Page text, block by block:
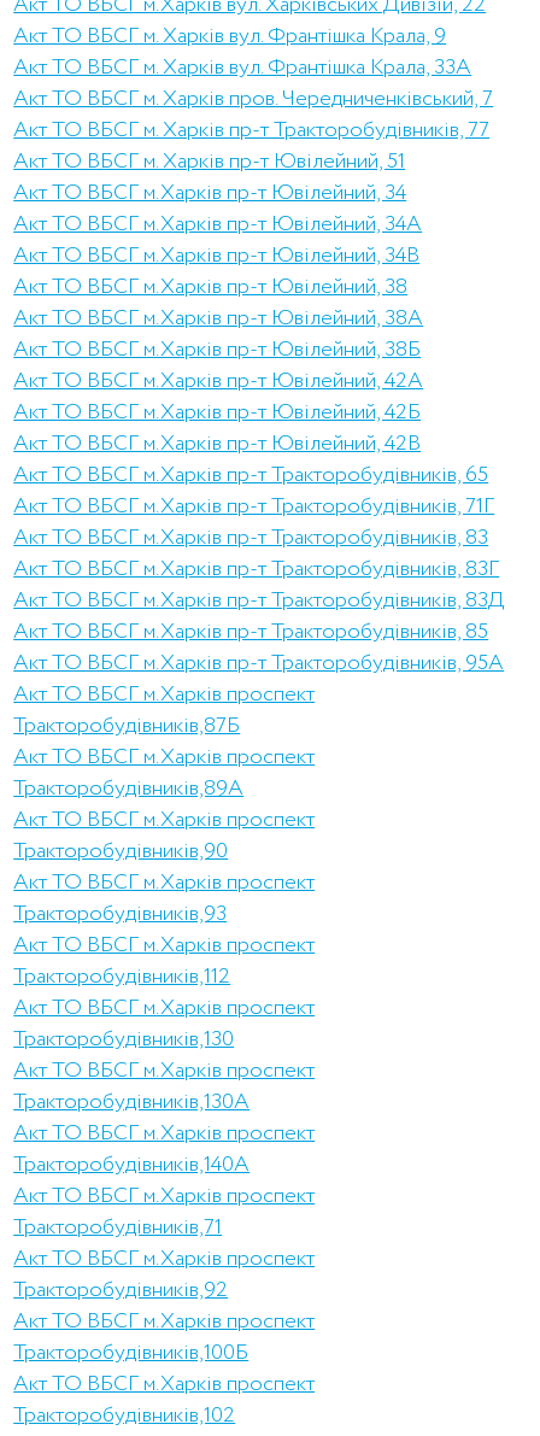
Акт ТО ВБСГ м. Харків вул. Франтішка Крала, 9
Акт ТО ВБСГ м. Харків вул. Франтішка Крала, 33А
Акт ТО ВБСГ м. Харків пров. Чередниченківський, 7
Акт ТО ВБСГ м. Харків пр-т Тракторобудівників, 77
Акт ТО ВБСГ м. Харків пр-т Ювілейний, 51
Акт ТО ВБСГ м.Харків пр-т Ювілейний, 34
Акт ТО ВБСГ м.Харків пр-т Ювілейний, 34А
Акт ТО ВБСГ м.Харків пр-т Ювілейний, 34В
Акт ТО ВБСГ м.Харків пр-т Ювілейний, 38
Акт ТО ВБСГ м.Харків пр-т Ювілейний, 38А
Акт ТО ВБСГ м.Харків пр-т Ювілейний, 38Б
Акт ТО ВБСГ м.Харків пр-т Ювілейний, 42А
Акт ТО ВБСГ м.Харків пр-т Ювілейний, 42Б
Акт ТО ВБСГ м.Харків пр-т Ювілейний, 42В
Акт ТО ВБСГ м.Харків пр-т Тракторобудівників, 65
Акт ТО ВБСГ м.Харків пр-т Тракторобудівників, 71Г
Акт ТО ВБСГ м.Харків пр-т Тракторобудівників, 83
Акт ТО ВБСГ м.Харків пр-т Тракторобудівників, 83Г
Акт ТО ВБСГ м.Харків пр-т Тракторобудівників, 83Д
Акт ТО ВБСГ м.Харків пр-т Тракторобудівників, 85
Акт ТО ВБСГ м.Харків пр-т Тракторобудівників, 95А
Акт ТО ВБСГ м.Харків проспект
Тракторобудівників,87Б
Акт ТО ВБСГ м.Харків проспект
Тракторобудівників,89А
Акт ТО ВБСГ м.Харків проспект
Тракторобудівників,90
Акт ТО ВБСГ м.Харків проспект
Тракторобудівників,93
Акт ТО ВБСГ м.Харків проспект
Тракторобудівників,112
Акт ТО ВБСГ м.Харків проспект
Тракторобудівників,130
Акт ТО ВБСГ м.Харків проспект
Тракторобудівників,130А
Акт ТО ВБСГ м.Харків проспект
Тракторобудівників,140А
Акт ТО ВБСГ м.Харків проспект
Тракторобудівників,71
Акт ТО ВБСГ м.Харків проспект
Тракторобудівників,92
Акт ТО ВБСГ м.Харків проспект
Тракторобудівників,100Б
Акт ТО ВБСГ м.Харків проспект
Тракторобудівників,102